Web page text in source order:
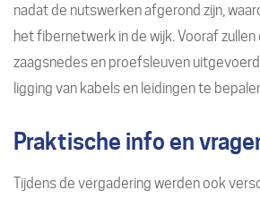
nadat de nutswerken afgerond zijn,
het fibernetwerk in de wijk. Vooraf
zaagsnedes en proefsleuven
ligging van kabels en leidingen te
Praktische info en
Tijdens de vergadering werden ook